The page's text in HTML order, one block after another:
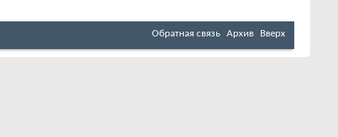
Обратная связь Архив Вверх